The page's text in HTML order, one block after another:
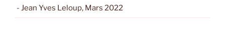
- Jean Yves Leloup, Mars 2022